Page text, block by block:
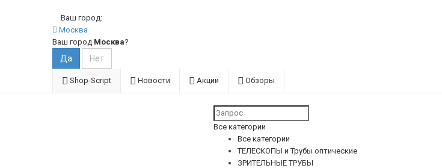
Ваш город:
Москва
Ваш город Москва?
Shop-Script Новости Акции Обзоры
Все категории
Все категории
ТЕЛЕСКОПЫ и Трубы оптические
ЗРИТЕЛЬНЫЕ ТРУБЫ